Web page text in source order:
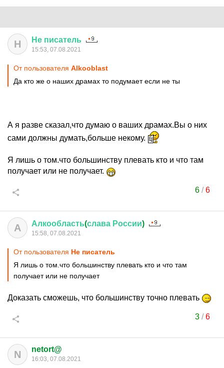
Н Не писатель
15:53, 07.08.2021
От пользователя Alkooblast
Да кто же о наших драмах то подумает если не ты
А я разве сказал,что думаю о ваших драмах.Вы о них
сами должны думать,больше некому.
Я лишь о том.что большинству плевать кто и что там
получает или не получает.
6/6
А Алкообласть(слава России)
15:58, 07.08.2021
От пользователя Не писатель
Я лишь о том.что большинству плевать кто и что там
получает или не получает
Доказать сможешь, что большинству точно плевать
3/6
N netort@
16:03, 07.08.2021